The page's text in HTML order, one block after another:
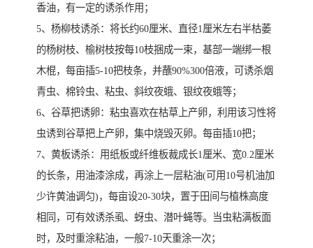
香油，有一定的诱杀作用；
5、杨柳枝诱杀：将长约60厘米、直径1厘米左右半枯萎
的杨树枝、榆树枝按每10枝捆成一束，基部一端绑一根
木棍，每亩插5-10把枝条，并蘸90%300倍液，可诱杀烟
青虫、棉铃虫、粘虫、斜纹夜蛾、银纹夜蛾等；
6、谷草把诱卵：粘虫喜欢在枯草上产卵，利用该习性将
虫诱到谷草把上产卵，集中烧毁灭卵。每亩插10把；
7、黄板诱杀：用纸板或纤维板裁成长1厘米、宽0.2厘米
的长条，用油漆涂成，再涂上一层粘油(可用10号机油加
少许黄油调匀)，每亩设20-30块，置于田间与植株高度
相同，可有效诱杀虱、蚜虫、潜叶蝇等。当虫粘满板面
时，及时重涂粘油，一般7-10天重涂一次；